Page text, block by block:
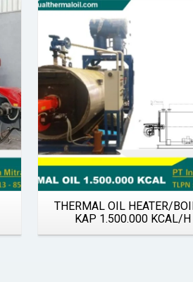
Details
THERMAL OIL HEATER/
KAP 1.500.000 KCAL/H